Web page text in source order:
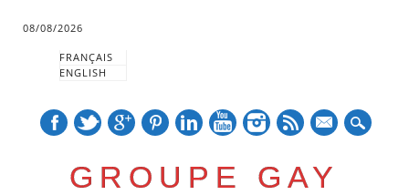
08/08/2026
FRANÇAIS
ENGLISH
GROUPE GAY